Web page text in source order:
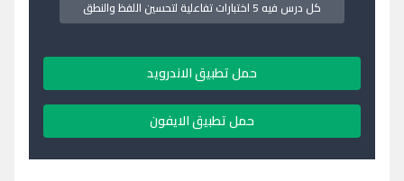
كل درس فيه 5 اختبارات تفاعلية لتحسين اللفظ والنطق
حمل تطبيق الاندرويد
حمل تطبيق الايفون